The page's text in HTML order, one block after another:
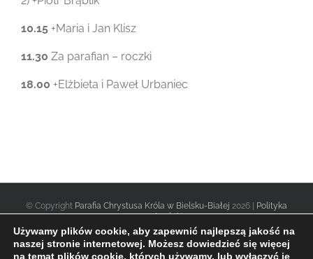
10.15+Maria i Jan Klisz
11.30 Za parafian – roczki
18.00 +Elżbieta i Paweł Urbaniec
© Copyright Parafia Chrystusa Króla w Bielsku-Białej 2026 |
Polityka
prywatności|
Używamy plików cookie, aby zapewnić najlepszą jakość na
naszej stronie internetowej. Możesz dowiedzieć się więcej
na temat plików cookie, których używamy, lub wyłączyć je